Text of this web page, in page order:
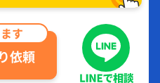
依頼
す